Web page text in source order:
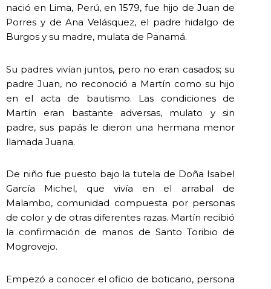
nació en Lima, Perú, en 1579, fue hijo de Juan de
Porres y de Ana Velásquez, el padre hidalgo de
Burgos y su madre, mulata de Panamá.
Su padres vivían juntos, pero no eran casados; su
padre Juan, no reconoció a Martín como su hijo
en el acta de bautismo. Las condiciones de
Martín eran bastante adversas, mulato y sin
padre, sus papás le dieron una hermana menor
llamada Juana.
De niño fue puesto bajo la tutela de Doña Isabel
García Michel, que vivía en el arrabal de
Malambo, comunidad compuesta por personas
de color y de otras diferentes razas. Martín recibió
la confirmación de manos de Santo Toribio de
Mogrovejo.
Empezó a conocer el oficio de boticario, persona